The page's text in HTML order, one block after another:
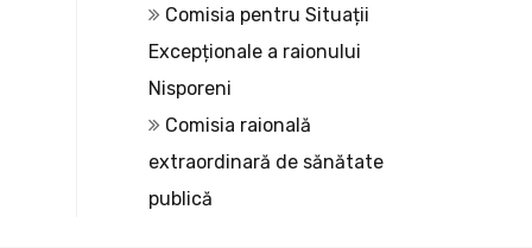
Comisia pentru Situații
Excepționale a raionului
Nisporeni
Comisia raională
extraordinară de sănătate
publică